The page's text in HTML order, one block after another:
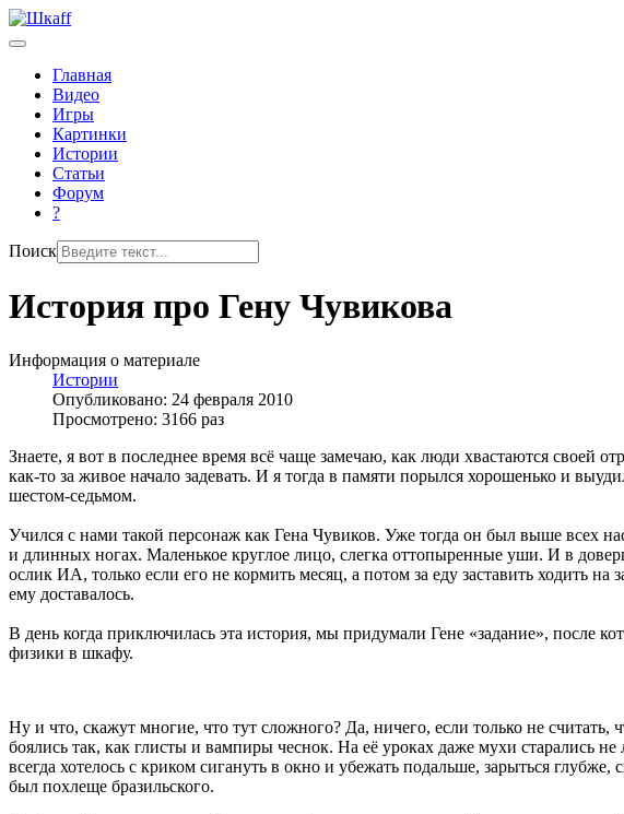
Главная
Видео
Игры
Картинки
Истории
Статьи
Форум
?
Поиск
История про Гену Чувикова
Информация о материале
Истории
Опубликовано: 24 февраля 2010
Просмотрено: 3166 раз
Знаете, я вот в последнее время всё чаще замечаю, как люди хвастаются своей
как-то за живое начало задевать. И я тогда в памяти порылся хорошенько и
шестом-седьмом.
Учился с нами такой персонаж как Гена Чувиков. Уже тогда он был выше всех
и длинных ногах. Маленькое круглое лицо, слегка оттопыренные уши. И в
ослик ИА, только если его не кормить месяц, а потом за еду заставить ходить
ему доставалось.
В день когда приключилась эта история, мы придумали Гене «задание», после
физики в шкафу.
Ну и что, скажут многие, что тут сложного? Да, ничего, если только не
боялись так, как глисты и вампиры чеснок. На её уроках даже мухи старались
всегда хотелось с криком сигануть в окно и убежать подальше, зарыться
был похлеще бразильского.